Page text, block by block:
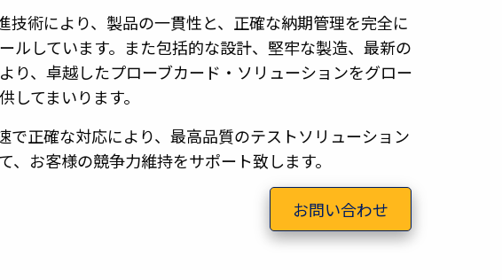
技術により、製品の一貫性と、正確な納期管理を完全に
ルしています。また包括的な設計、堅牢な製造、最新の
り、卓越したプローブカード・ソリューションをグロー
してまいります。
で正確な対応により、最高品質のテストソリューション
、お客様の競争力維持をサポート致します。
お問い合わせ